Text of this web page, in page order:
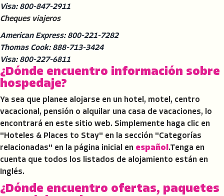
Visa: 800-847-2911
Cheques viajeros
American Express: 800-221-7282
Thomas Cook: 888-713-3424
Visa: 800-227-6811
¿Dónde encuentro información sobre
hospedaje?
Ya sea que planee alojarse en un hotel, motel, centro
vacacional, pensión o alquilar una casa de vacaciones, lo
encontrará en este sitio web. Simplemente haga clic en
"Hoteles & Places to Stay" en la sección "Categorías
relacionadas" en la página inicial en español.Tenga en
cuenta que todos los listados de alojamiento están en
Inglés.
¿Dónde encuentro ofertas, paquetes